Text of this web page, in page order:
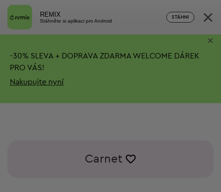
REMIX
Stáhněte si aplikaci pro Android
STÁHNI ×
-30% SLEVA + DOPRAVA ZDARMA WELCOME DÁREK
PRO VÁS!
Nakupujte nyní
×
Carnet